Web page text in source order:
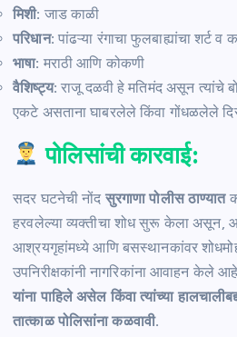
मिशी: जाड काळी
परिधान: पांढऱ्या रंगाचा फुलबाह्यांचा शर्ट व
भाषा: मराठी आणि कोकणी
वैशिष्ट्य: राजू दळवी हे मतिमंद असून त्यांचे
एकटे असताना घाबरलेले किंवा गोंधळलेले
पोलिसांची कारवाई:
सदर घटनेची नोंद सुरगाणा पोलीस ठाण्यात
हरवलेल्या व्यक्तीचा शोध सुरू केला असून,
आश्रयगृहांमध्ये आणि बसस्थानकांवर
उपनिरीक्षकांनी नागरिकांना आवाहन केले
यांना पाहिले असेल किंवा त्यांच्या
तात्काळ पोलिसांना कळवावी.